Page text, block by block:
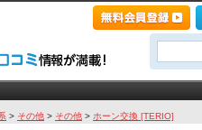
> その他 > その他 > ホーン交換 [TERIO]